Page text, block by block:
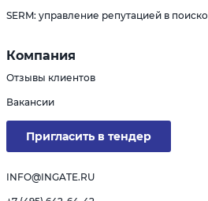
SERM: управление репутацией в
Компания
Отзывы клиентов
Вакансии
Пригласить в тендер
INFO@INGATE.RU